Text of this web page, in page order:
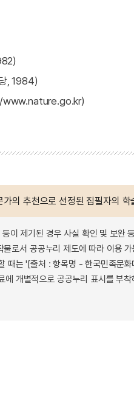
, 1984)
www.nature.go.kr)
의 추천으로 선정된 집필자의
이 제기된 경우 사실 확인 및 보완
로서 공공누리 제도에 따라 이용
때는 '[출처 : 항목명 - 한국민족문
에 개별적으로 공공누리 표시를 부